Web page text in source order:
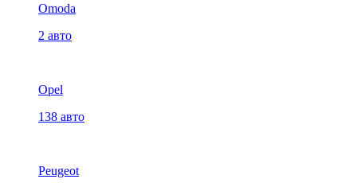
Omoda
2 авто
Opel
138 авто
Peugeot